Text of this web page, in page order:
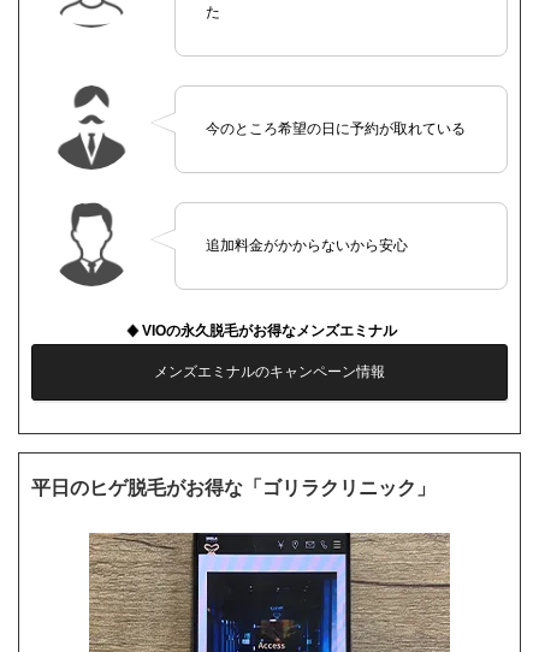
た
今のところ希望の日に予約が取れている
追加料金がかからないから安心
VIOの永久脱毛がお得なメンズエミナル
メンズエミナルのキャンペーン情報
平日のヒゲ脱毛がお得な「ゴリラクリニック」